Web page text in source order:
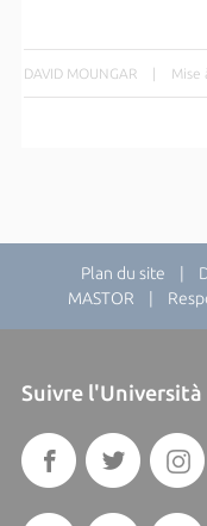
DAVID MOUNGAR | Mise
Plan du site |
MASTOR |
Suivre l'Università